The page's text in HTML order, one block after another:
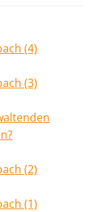
(4)
(3)
(2)
(1)